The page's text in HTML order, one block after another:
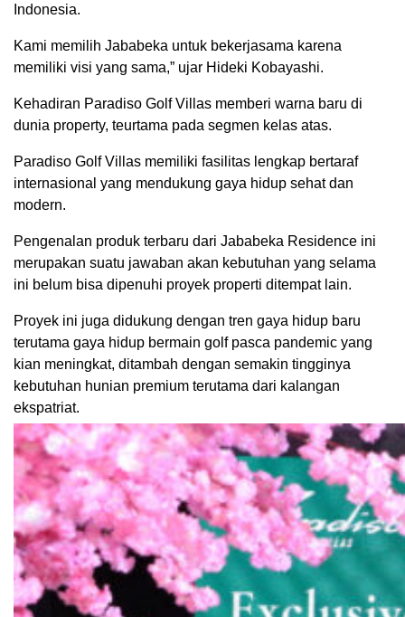
Indonesia.
Kami memilih Jababeka untuk bekerjasama karena
memiliki visi yang sama,” ujar Hideki Kobayashi.
Kehadiran Paradiso Golf Villas memberi warna baru di
dunia property, teurtama pada segmen kelas atas.
Paradiso Golf Villas memiliki fasilitas lengkap bertaraf
internasional yang mendukung gaya hidup sehat dan
modern.
Pengenalan produk terbaru dari Jababeka Residence ini
merupakan suatu jawaban akan kebutuhan yang selama
ini belum bisa dipenuhi proyek properti ditempat lain.
Proyek ini juga didukung dengan tren gaya hidup baru
terutama gaya hidup bermain golf pasca pandemic yang
kian meningkat, ditambah dengan semakin tingginya
kebutuhan hunian premium terutama dari kalangan
ekspatriat.